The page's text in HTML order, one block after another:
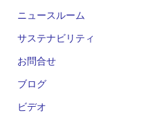
ニュースルーム
サステナビリティ
お問合せ
ブログ
ビデオ